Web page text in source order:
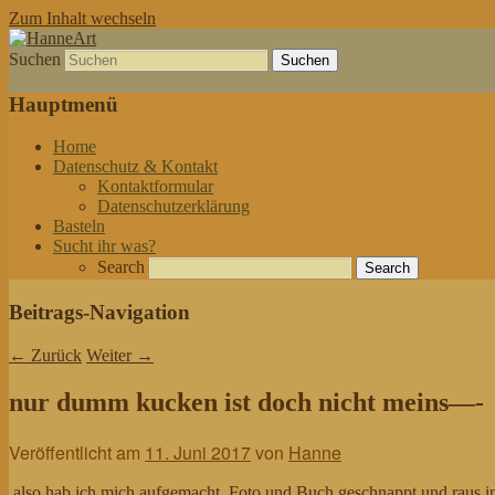
Zum Inhalt wechseln
HanneArt
von allem etwas
Suchen
Hauptmenü
Home
Datenschutz & Kontakt
Kontaktformular
Datenschutzerklärung
Basteln
Sucht ihr was?
Search
Beitrags-Navigation
← Zurück Weiter →
nur dumm kucken ist doch nicht meins—-
Veröffentlicht am 11. Juni 2017von Hanne